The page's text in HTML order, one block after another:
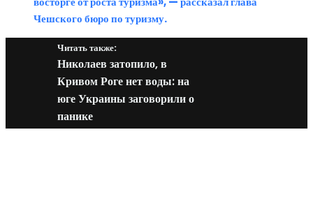
Чешского бюро по туризму.
Читать также:
Николаев затопило, в
Кривом Роге нет воды: на
юге Украины заговорили о
панике